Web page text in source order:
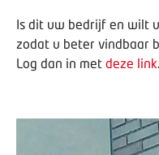
Is dit uw bedrijf en wilt
zodat u beter vindbaar
Log dan in met deze link.